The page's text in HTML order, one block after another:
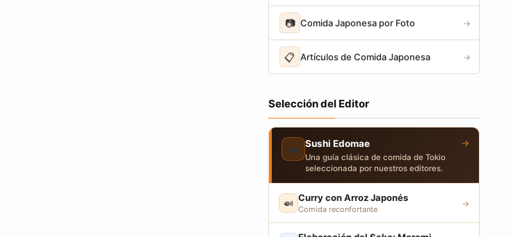
📷 Comida Japonesa por Foto →
📋 Artículos de Comida Japonesa →
Selección del Editor
🍣 Sushi Edomae
Una guía clásica de comida de Tokio
seleccionada por nuestros editores.
→
🍛 Curry con Arroz Japonés
Comida reconfortante
→